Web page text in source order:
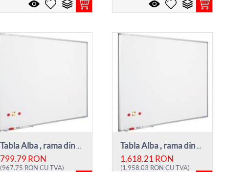
Tabla Alba , rama din aluminiu, 120 x 150...
799.79 RON
(967.75 RON CU TVA)
Tabla Alba , rama din aluminiu, 120 x 300...
1,618.21 RON
(1,958.03 RON CU TVA)